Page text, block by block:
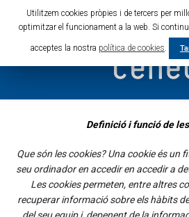
Cat Esp Eng Fra
Definició i funció de
Que són les cookies? Una cookie és un
seu ordinador en accedir en accedir a
Les cookies permeten, entre altres
recuperar informació sobre els hàbits
Utilitzem cookies pròpies i de tercers per
optimitzar el funcionament a la web. Si
acceptes la nostra política de cookies